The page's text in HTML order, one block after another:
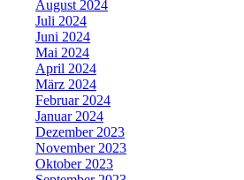
August 2024
Juli 2024
Juni 2024
Mai 2024
April 2024
März 2024
Februar 2024
Januar 2024
Dezember 2023
November 2023
Oktober 2023